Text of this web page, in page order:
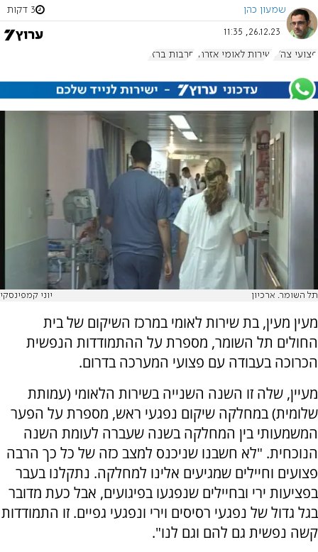
שמעון כהן 3 דקות
26.12.23, 11:35
פצועי צה"ל שירות לאומי אזרחי חרבות ברזל
תל השומר. ארכיון יוני קמפינסקי
מעין מעין, בת שירות לאומי במרכז השיקום של בית
החולים תל השומר, מספרת על ההתמודדות הנפשית
הכרוכה בעבודה עם פצועי המערכה בדרום.
מעיין, שלה זו השנה השנייה בשירות הלאומי (עמותת
שלומית) במחלקה שיקום נפגעי ראש, מספרת על הפער
המשמעותי בין המחלקה בשנה שעברה לעומת השנה
הנוכחית. "לא חשבנו שניכנס למצב כזה של כל כך הרבה
פצועים וחיילים שמגיעים אלינו למחלקה. נתקלנו בעבר
בפציעות ירי ובחיילים שנפגעו בפיגועים, אבל כעת מדובר
בגל גדול של נפגעי רסיסים וירי ונפגעי גפיים. זו התמודדות
קשה נפשית גם להם וגם לנו".